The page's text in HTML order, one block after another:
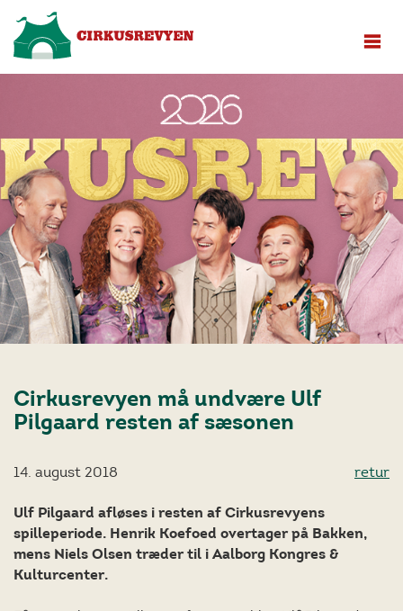
Cirkusrevyen må undvære Ulf
Pilgaard resten af sæsonen
14. august 2018 retur
Ulf Pilgaard afløses i resten af Cirkusrevyens
spilleperiode. Henrik Koefoed overtager på Bakken,
mens Niels Olsen træder til i Aalborg Kongres &
Kulturcenter.